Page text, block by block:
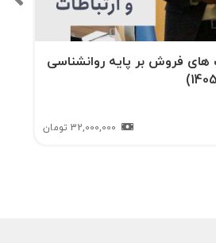
های فروش بر پایه روانشناسی
32,000,000 تومان